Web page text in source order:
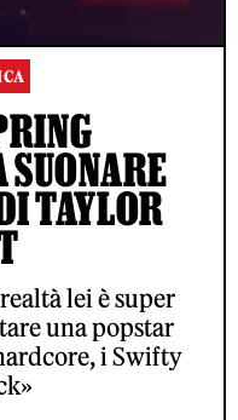
SUONARE
TAYLOR
lei è super
una popstar
i Swifty